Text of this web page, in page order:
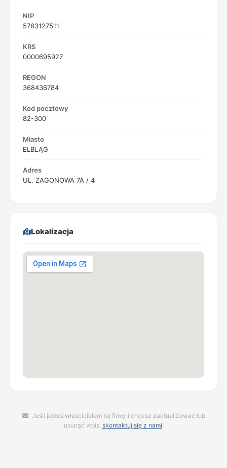
NIP
5783127511
KRS
0000695927
REGON
368436784
Kod pocztowy
82-300
Miasto
ELBLĄG
Adres
UL. ZAGONOWA 7A / 4
Lokalizacja
Jeśli jesteś właścicielem tej firmy i chcesz zaktualizować lub
usunąć wpis, skontaktuj się z nami.